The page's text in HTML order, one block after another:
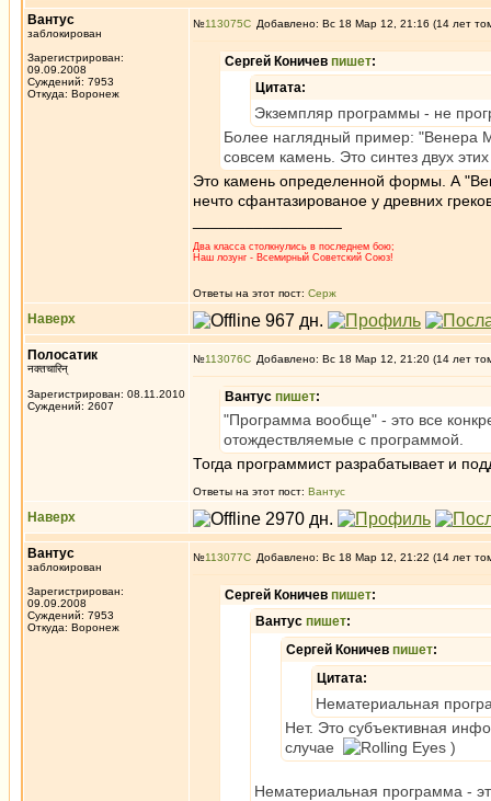
Вантус
заблокирован
Зарегистрирован:
09.09.2008
Суждений: 7953
Откуда: Воронеж
№113075 Добавлено: Вс 18 Мар 12, 21:16 (14 лет
Сергей Коничев пишет:
Цитата:
Экземпляр программы - не
Более наглядный пример: "Венера
совсем камень. Это синтез двух
Это камень определенной формы. А
нечто сфантазированое у древних
Два класса столкнулись в последнем бою;
Наш лозунг - Всемирный Советский Союз!
Ответы на этот пост: Серж
Наверх
Полосатик
नक्तचारिन्
Зарегистрирован: 08.11.2010
Суждений: 2607
№113076 Добавлено: Вс 18 Мар 12, 21:20 (14 лет
Вантус пишет:
"Программа вообще" - это все
отождествляемые с программой.
Тогда программист разрабатывает и
Ответы на этот пост: Вантус
Наверх
Вантус
заблокирован
Зарегистрирован:
09.09.2008
Суждений: 7953
Откуда: Воронеж
№113077 Добавлено: Вс 18 Мар 12, 21:22 (14 лет
Сергей Коничев пишет:
Вантус пишет:
Сергей Коничев пишет:
Цитата:
Нематериальная
Нет. Это субъективная
случае
)
Нематериальная программа -